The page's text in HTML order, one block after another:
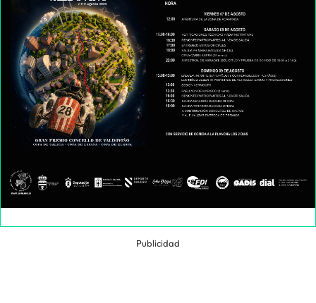
Publicidad